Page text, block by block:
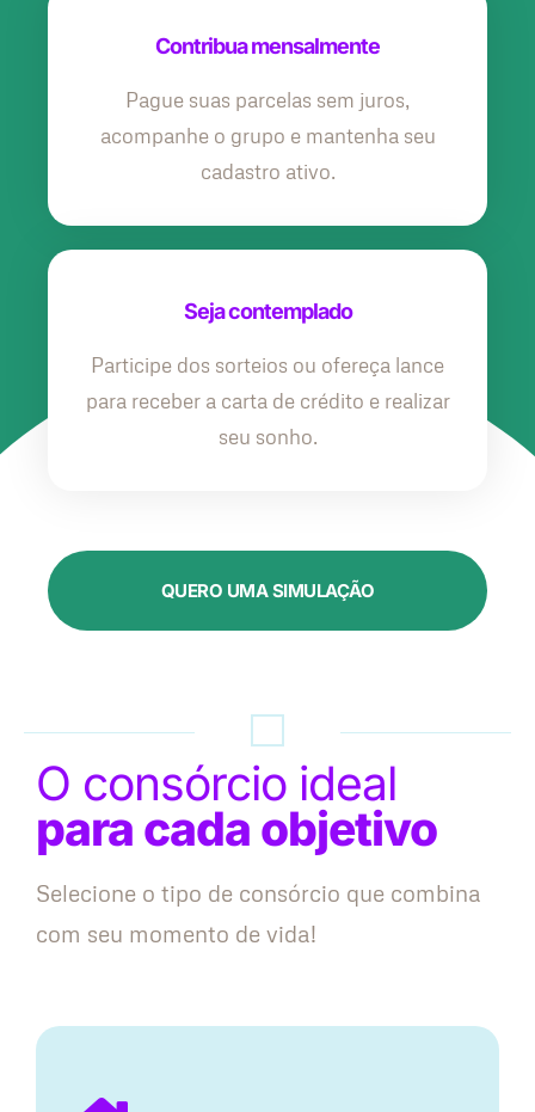
Contribua mensalmente
Pague suas parcelas sem juros,
acompanhe o grupo e mantenha seu
cadastro ativo.
Seja contemplado
Participe dos sorteios ou ofereça lance
para receber a carta de crédito e realizar
seu sonho.
QUERO UMA SIMULAÇÃO
O consórcio ideal
para cada objetivo
Selecione o tipo de consórcio que combina
com seu momento de vida!